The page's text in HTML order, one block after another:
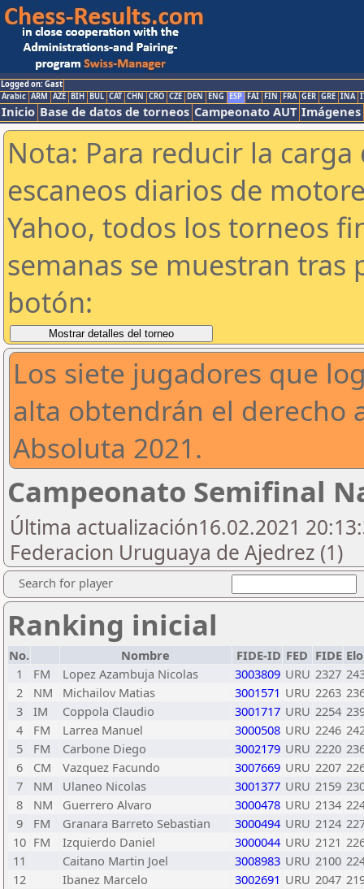
Logged on: Gast
Arabic ARM AZE BIH BUL CAT CHN CRO CZE DEN ENG ESP FAI FIN FRA GER GRE INA
Inicio Base de datos de torneos Campeonato AUT Imágenes
Nota: Para reducir la
escaneos diarios de
Yahoo, todos los torneos
semanas se muestran tras
botón:
Los siete jugadores que
alta obtendrán el derecho
Absoluta 2021.
Campeonato Semifinal
Última actualización16.02.2021
Federacion Uruguaya de Ajedrez (1)
Search for player
Ranking inicial
No. Nombre FIDE-ID FED FIDE
1
FM Lopez Azambuja Nicolas 3003809 URU 2327
2
NM Michailov Matias 3001571 URU 2263
3
IM Coppola Claudio 3001717 URU 2254
4
FM Larrea Manuel 3000508 URU 2246
5
FM Carbone Diego 3002179 URU 2220
6
CM Vazquez Facundo 3007669 URU 2207
7
NM Ulaneo Nicolas 3001377 URU 2159
8
NM Guerrero Alvaro 3000478 URU 2134
9
FM Granara Barreto Sebastian 3000494 URU 2124
10 FM Izquierdo Daniel 3000044 URU 2121
11
Caitano Martin Joel 3008983 URU 2100
12
Ibanez Marcelo 3002691 URU 2047